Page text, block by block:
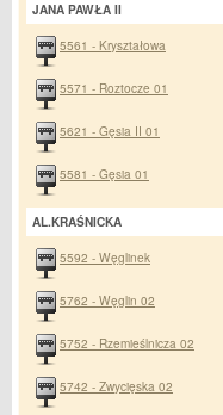
JANA PAWŁA II
5561 - Kryształowa
5571 - Roztocze 01
5621 - Gęsia II 01
5581 - Gęsia 01
AL.KRAŚNICKA
5592 - Węglinek
5762 - Węglin 02
5752 - Rzemieślnicza 02
5742 - Zwycięska 02